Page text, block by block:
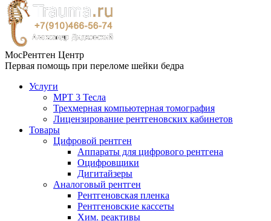
МосРентген Центр
Первая помощь при переломе шейки бедра
Услуги
МРТ 3 Тесла
Трехмерная компьютерная томография
Лицензирование рентгеновских кабинетов
Товары
Цифровой рентген
Аппараты для цифрового рентгена
Оцифровщики
Дигитайзеры
Аналоговый рентген
Рентгеновская пленка
Рентгеновские кассеты
Хим. реактивы